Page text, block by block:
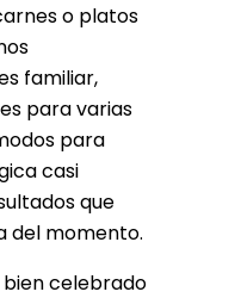
o platos
familiar,
para varias
para
casi
que
del momento.
bien celebrado